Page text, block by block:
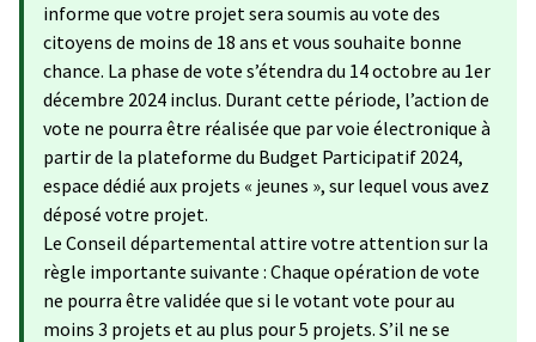
informe que votre projet sera soumis au vote des
citoyens de moins de 18 ans et vous souhaite bonne
chance. La phase de vote s’étendra du 14 octobre au 1er
décembre 2024 inclus. Durant cette période, l’action de
vote ne pourra être réalisée que par voie électronique à
partir de la plateforme du Budget Participatif 2024,
espace dédié aux projets « jeunes », sur lequel vous avez
déposé votre projet.
Le Conseil départemental attire votre attention sur la
règle importante suivante : Chaque opération de vote
ne pourra être validée que si le votant vote pour au
moins 3 projets et au plus pour 5 projets. S’il ne se